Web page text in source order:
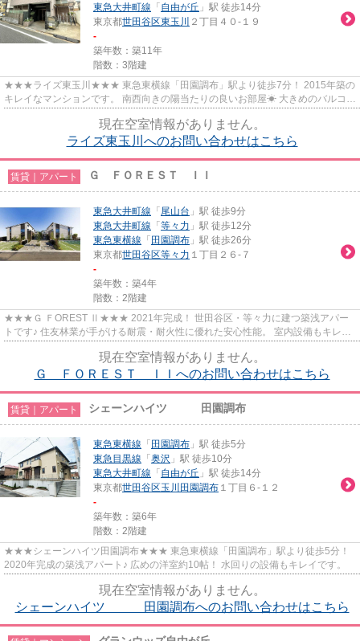
東急大井町線 「 自由が丘 」駅 徒歩14分
東京都世田谷区東玉川 ２丁目４０-１９
-
築年数：築11年
階数：3階建
★★★ライズ東玉川★★★ 東急東横線「田園調布」駅より徒歩7分！ 2015年築の
キレイなマンションです。 南西向きの陽当たりの良いお部屋☀ 大きめのバルコニ
現在空室情報がありません。
ライズ東玉川へのお問い合わせはこちら
賃貸｜アパート Ｇ ＦＯＲＥＳＴ ＩＩ
東急大井町線 「 尾山台 」駅 徒歩9分
東急大井町線 「 等々力 」駅 徒歩12分
東急東横線 「 田園調布 」駅 徒歩26分
東京都世田谷区等々力 １丁目２６-７
-
築年数：築4年
階数：2階建
★★★Ｇ ＦOREST Ⅱ★★★ 2021年完成！ 世田谷区・等々力に建つ築浅アパー
トです♪ 住友林業が手がける耐震・耐火性に優れた安心性能。 室内設備もキレイ
現在空室情報がありません。
Ｇ ＦＯＲＥＳＴ ＩＩへのお問い合わせはこちら
賃貸｜アパート シェーンハイツ 田園調布
東急東横線 「 田園調布 」駅 徒歩5分
東急目黒線 「 奥沢 」駅 徒歩10分
東急大井町線 「 自由が丘 」駅 徒歩14分
東京都世田谷区玉川田園調布 １丁目６-１２
-
築年数：築6年
階数：2階建
★★★シェーンハイツ田園調布★★★ 東急東横線「田園調布」駅より徒歩5分！
2020年完成の築浅アパート♪ 広めの洋室約10帖！ 水回りの設備もキレイです。
現在空室情報がありません。
シェーンハイツ 田園調布へのお問い合わせはこちら